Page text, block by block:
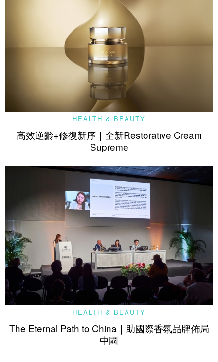
HEALTH & BEAUTY
高效逆齡+修復新序｜全新Restorative Cream
Supreme
HEALTH & BEAUTY
The Eternal Path to China｜助國際香氛品牌佈局
中國